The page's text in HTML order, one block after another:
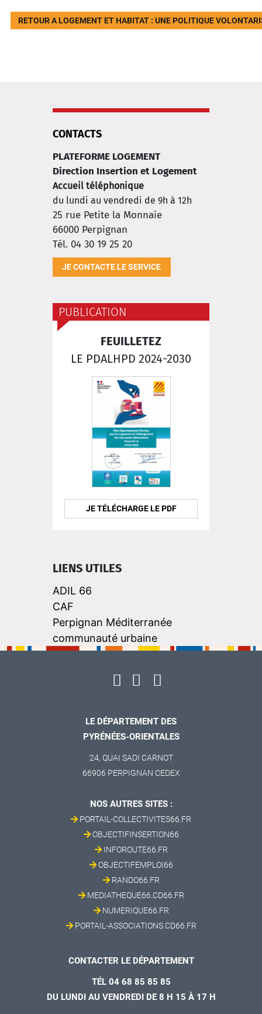
RETOUR A LOGEMENT ET HABITAT : UNE POLITIQUE
CONTACTS
PLATEFORME LOGEMENT
Direction Insertion et Logement
Accueil téléphonique
du lundi au vendredi de 9h à 12h
25 rue Petite la Monnaie
66000 Perpignan
Tél. 04 30 19 25 20
JE CONTACTE LE SERVICE
PUBLICATION
FEUILLETEZ
LE PDALHPD 2024-2030
JE TÉLÉCHARGE LE PDF
LIENS UTILES
ADIL 66
CAF
Perpignan Méditerranée
communauté urbaine
LE DÉPARTEMENT DES
PYRÉNÉES-ORIENTALES
24, QUAI SADI CARNOT
66906 PERPIGNAN CEDEX
NOS AUTRES SITES :
PORTAIL-COLLECTIVITES66.FR
OBJECTIFINSERTION66
INFOROUTE66.FR
OBJECTIFEMPLOI66
RANDO66.FR
MEDIATHEQUE66.CD66.FR
NUMERIQUE66.FR
PORTAIL-ASSOCIATIONS.CD66.FR
CONTACTER LE DÉPARTEMENT
TÉL 04 68 85 85 85
DU LUNDI AU VENDREDI DE 8 H 15 À 17 H